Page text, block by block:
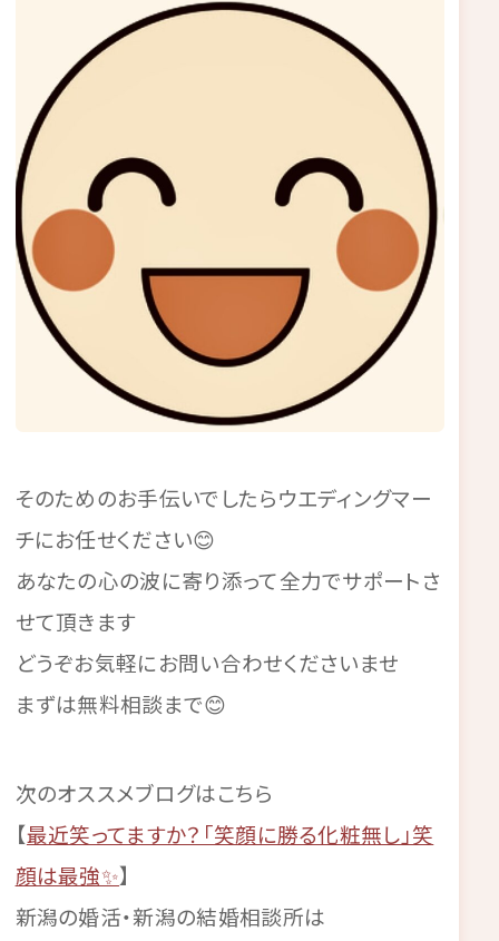
そのためのお手伝いでしたらウエディングマー
チにお任せください😊
あなたの心の波に寄り添って全力でサポートさ
せて頂きます
どうぞお気軽にお問い合わせくださいませ
まずは無料相談まで😊
次のオススメブログはこちら
【最近笑ってますか？「笑顔に勝る化粧無し」笑
顔は最強✨】
新潟の婚活・新潟の結婚相談所は